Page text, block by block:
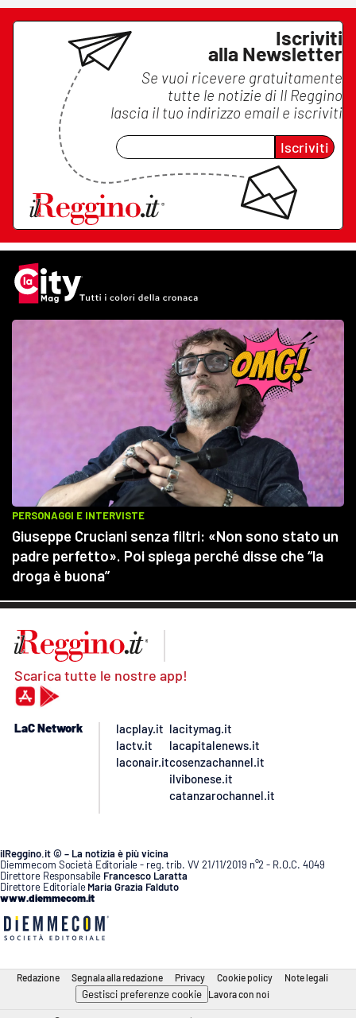
Iscriviti
alla Newsletter
Se vuoi ricevere gratuitamente
tutte le notizie di Il Reggino
lascia il tuo indirizzo email e iscriviti
Iscriviti
Scarica tutte le nostre app!
LaC Network
lacplay.it
lactv.it
laconair.it
lacitymag.it
lacapitalenews.it
cosenzachannel.it
ilvibonese.it
catanzarochannel.it
ilReggino.it © – La notizia è più vicina
Diemmecom Società Editoriale - reg. trib. VV 21/11/2019 n°2 - R.O.C. 4049
Direttore Responsabile Francesco Laratta
Direttore Editoriale Maria Grazia Falduto
www.diemmecom.it
Redazione Segnala alla redazione Privacy Cookie policy Note legali
Gestisci preferenze cookie Lavora con noi